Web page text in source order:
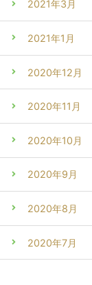
2021年3月
2021年1月
2020年12月
2020年11月
2020年10月
2020年9月
2020年8月
2020年7月